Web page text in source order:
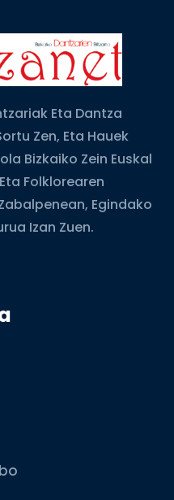
Eta Dantza
Zen, Eta Hauek
Bizkaiko Zein Euskal
Folklorearen
Egindako
Izan Zuen.